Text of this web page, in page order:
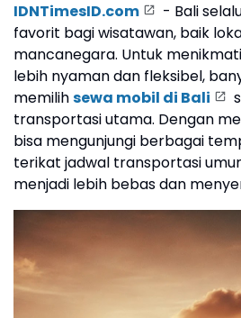
IDNTimesID.com
- Bali
favorit bagi wisatawan, baik
mancanegara. Untuk
lebih nyaman dan fleksibel,
memilihsewa mobil di Bali
transportasi utama. Dengan
bisa mengunjungi berbagai
terikat jadwal transportasi
menjadi lebih bebas dan